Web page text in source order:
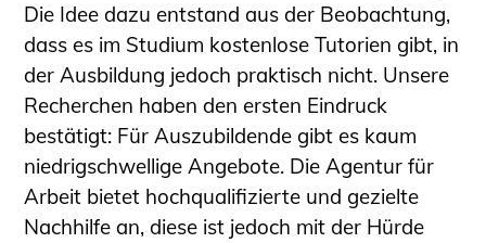
Die Idee dazu entstand aus der Beobachtung,
dass es im Studium kostenlose Tutorien gibt, in
der Ausbildung jedoch praktisch nicht. Unsere
Recherchen haben den ersten Eindruck
bestätigt: Für Auszubildende gibt es kaum
niedrigschwellige Angebote. Die Agentur für
Arbeit bietet hochqualifizierte und gezielte
Nachhilfe an, diese ist jedoch mit der Hürde